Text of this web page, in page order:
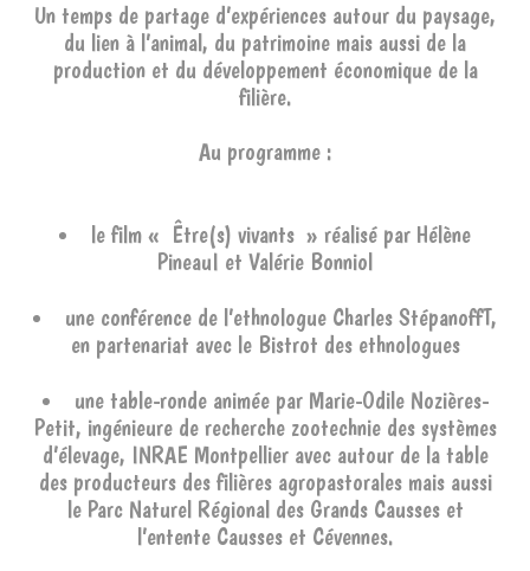
Un temps de partage d’expériences autour du paysage,
du lien à l’animal, du patrimoine mais aussi de la
production et du développement économique de la
filière.
Au programme :
le film « Être(s) vivants » réalisé par Hélène
PineauI et Valérie Bonniol
une conférence de l’ethnologue Charles StépanoffT,
en partenariat avec le Bistrot des ethnologues
une table-ronde animée par Marie-Odile Nozières-
Petit, ingénieure de recherche zootechnie des systèmes
d’élevage, INRAE Montpellier avec autour de la table
des producteurs des filières agropastorales mais aussi
le Parc Naturel Régional des Grands Causses et
l’entente Causses et Cévennes.